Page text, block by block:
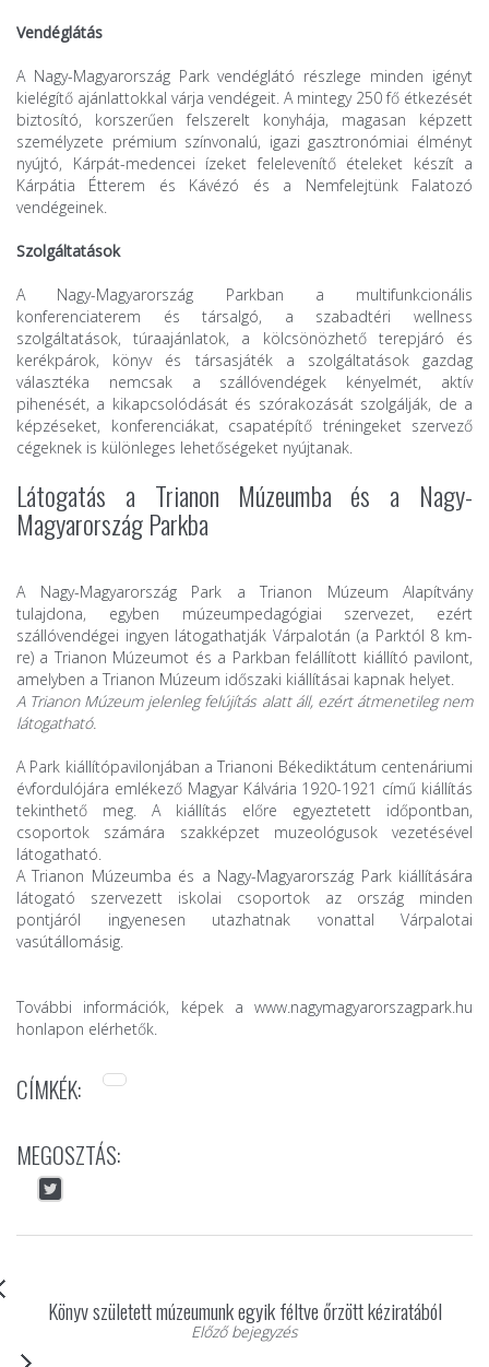
Vendéglátás
A Nagy-Magyarország Park vendéglátó részlege minden igényt
kielégítő ajánlattokkal várja vendégeit. A mintegy 250 fő étkezését
biztosító, korszerűen felszerelt konyhája, magasan képzett
személyzete prémium színvonalú, igazi gasztronómiai élményt
nyújtó, Kárpát-medencei ízeket felelevenítő ételeket készít a
Kárpátia Étterem és Kávézó és a Nemfelejtünk Falatozó
vendégeinek.
Szolgáltatások
A Nagy-Magyarország Parkban a multifunkcionális
konferenciaterem és társalgó, a szabadtéri wellness
szolgáltatások, túraajánlatok, a kölcsönözhető terepjáró és
kerékpárok, könyv és társasjáték a szolgáltatások gazdag
választéka nemcsak a szállóvendégek kényelmét, aktív
pihenését, a kikapcsolódását és szórakozását szolgálják, de a
képzéseket, konferenciákat, csapatépítő tréningeket szervező
cégeknek is különleges lehetőségeket nyújtanak.
Látogatás a Trianon Múzeumba és a Nagy-
Magyarország Parkba
A Nagy-Magyarország Park a Trianon Múzeum Alapítvány
tulajdona, egyben múzeumpedagógiai szervezet, ezért
szállóvendégei ingyen látogathatják Várpalotán (a Parktól 8 km-
re) a Trianon Múzeumot és a Parkban felállított kiállító pavilont,
amelyben a Trianon Múzeum időszaki kiállításai kapnak helyet.
A Trianon Múzeum jelenleg felújítás alatt áll, ezért átmenetileg nem
látogatható.
A Park kiállítópavilonjában a Trianoni Békediktátum centenáriumi
évfordulójára emlékező Magyar Kálvária 1920-1921 című kiállítás
tekinthető meg. A kiállítás előre egyeztetett időpontban,
csoportok számára szakképzet muzeológusok vezetésével
látogatható.
A Trianon Múzeumba és a Nagy-Magyarország Park kiállítására
látogató szervezett iskolai csoportok az ország minden
pontjáról ingyenesen utazhatnak vonattal Várpalotai
vasútállomásig.
További információk, képek a www.nagymagyarorszagpark.hu
honlapon elérhetők.
CÍMKÉK:
MEGOSZTÁS:
Könyv született múzeumunk egyik féltve őrzött kéziratából
Előző bejegyzés